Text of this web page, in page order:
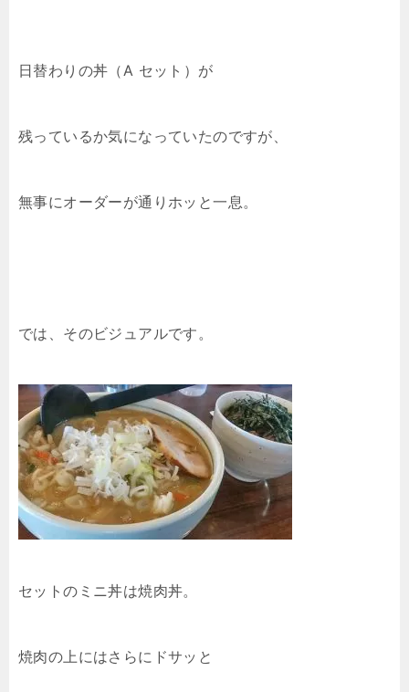
日替わりの丼（A セット）が
残っているか気になっていたのですが、
無事にオーダーが通りホッと一息。
では、そのビジュアルです。
セットのミニ丼は焼肉丼。
焼肉の上にはさらにドサッと